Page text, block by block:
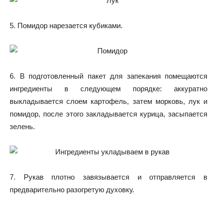
5. Помидор нарезается кубиками.
6. В подготовленный пакет для запекания помещаются
ингредиенты в следующем порядке: аккуратно
выкладывается слоем картофель, затем морковь, лук и
помидор, после этого закладывается курица, засыпается
зелень.
7. Рукав плотно завязывается и отправляется в
предварительно разогретую духовку.